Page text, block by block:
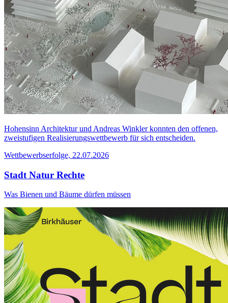
Hohensinn Architektur und Andreas Winkler konnten den offenen,
zweistufigen Realisierungswettbewerb für sich entscheiden.
Wettbewerbserfolge, 22.07.2026
Stadt Natur Rechte
Was Bienen und Bäume dürfen müssen